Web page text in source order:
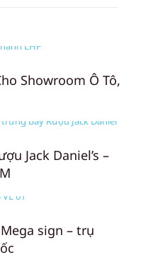
Showroom Ô Tô,
Jack Daniel’s –
sign – trụ